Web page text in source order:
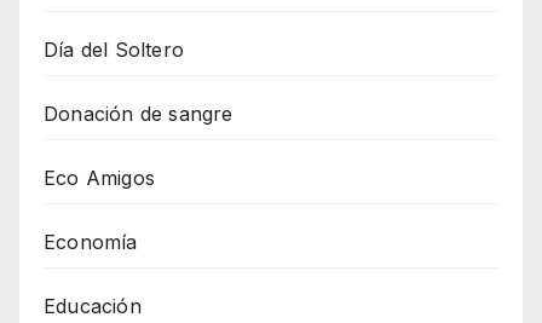
Día del Soltero
Donación de sangre
Eco Amigos
Economía
Educación